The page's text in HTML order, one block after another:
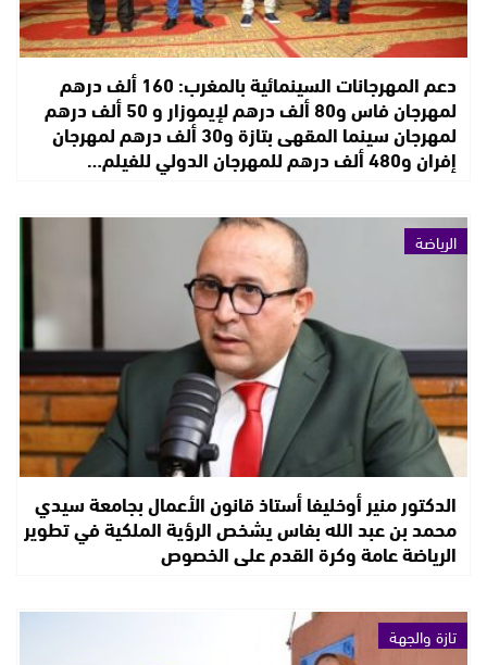
دعم المهرجانات السينمائية بالمغرب: 160 ألف درهم
لمهرجان فاس و80 ألف درهم لإيموزار و 50 ألف درهم
لمهرجان سينما المقهى بتازة و30 ألف درهم لمهرجان
إفران و480 ألف درهم للمهرجان الدولي للفيلم…
الرياضة
الدكتور منير أوخليفا أستاذ قانون الأعمال بجامعة سيدي
محمد بن عبد الله بفاس يشخص الرؤية الملكية في تطوير
الرياضة عامة وكرة القدم على الخصوص
تازة والجهة